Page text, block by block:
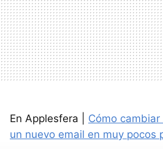
En Applesfera | Cómo
un nuevo email en muy pocos